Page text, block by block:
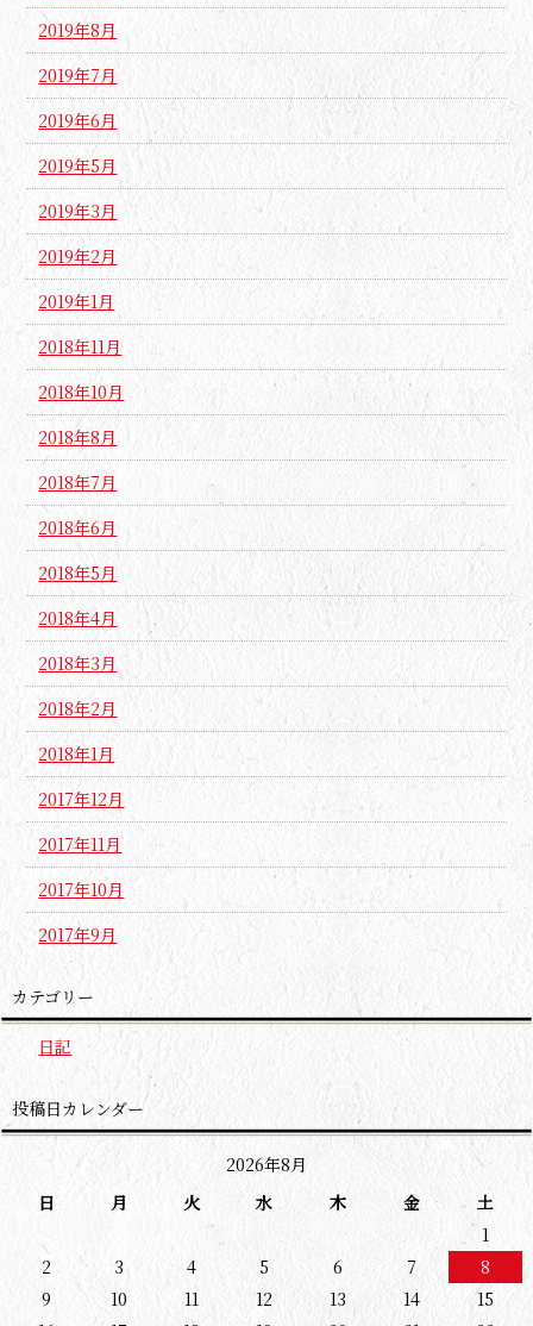
2019年8月
2019年7月
2019年6月
2019年5月
2019年3月
2019年2月
2019年1月
2018年11月
2018年10月
2018年8月
2018年7月
2018年6月
2018年5月
2018年4月
2018年3月
2018年2月
2018年1月
2017年12月
2017年11月
2017年10月
2017年9月
カテゴリー
日記
投稿日カレンダー
2026年8月
日
月 火 水 木 金
土
1
2
3 4 5 6 7
8
9
10 11 12 13 14
15